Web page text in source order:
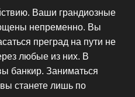
Ваши грандиозные
непременно. Вы
преград на пути не
любые из них. В
банкир. Заниматься
станете лишь по